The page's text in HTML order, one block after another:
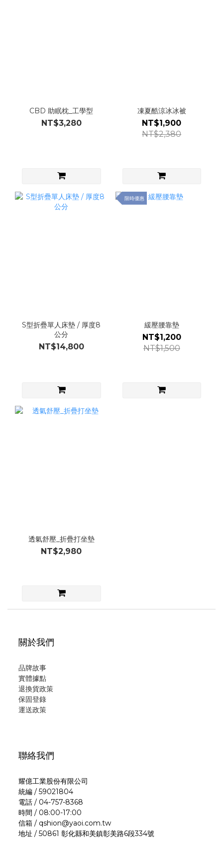
CBD 助眠枕_工學型
NT$3,280
凍夏酷涼冰冰被
NT$1,900
NT$2,380
S型折疊單人床墊 / 厚度8
公分
NT$14,800
限時優惠
緩壓腰靠墊
NT$1,200
NT$1,500
透氣舒壓_折疊打坐墊
NT$2,980
關於我們
品牌故事
實體據點
退換貨政策
保固登錄
運送政策
聯絡我們
耀億工業股份有限公司
統編 / 59021804
電話 / 04-757-8368
時間 / 08:00-17:00
信箱 / qshion@yaoi.com.tw
地址 / 50861 彰化縣和美鎮彰美路6段334號